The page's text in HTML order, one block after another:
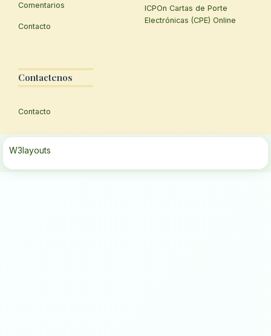
Comentarios
Contacto
ICPOn Cartas de Porte
Electrónicas (CPE) Online
Contactenos
Contacto
W3layouts